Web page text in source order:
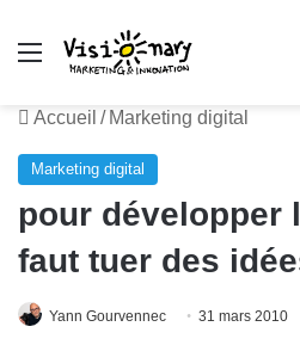
Menu
Accueil / Marketing digital
Marketing digital
pour développer
faut tuer des
Yann Gourvennec 31 mars 2010